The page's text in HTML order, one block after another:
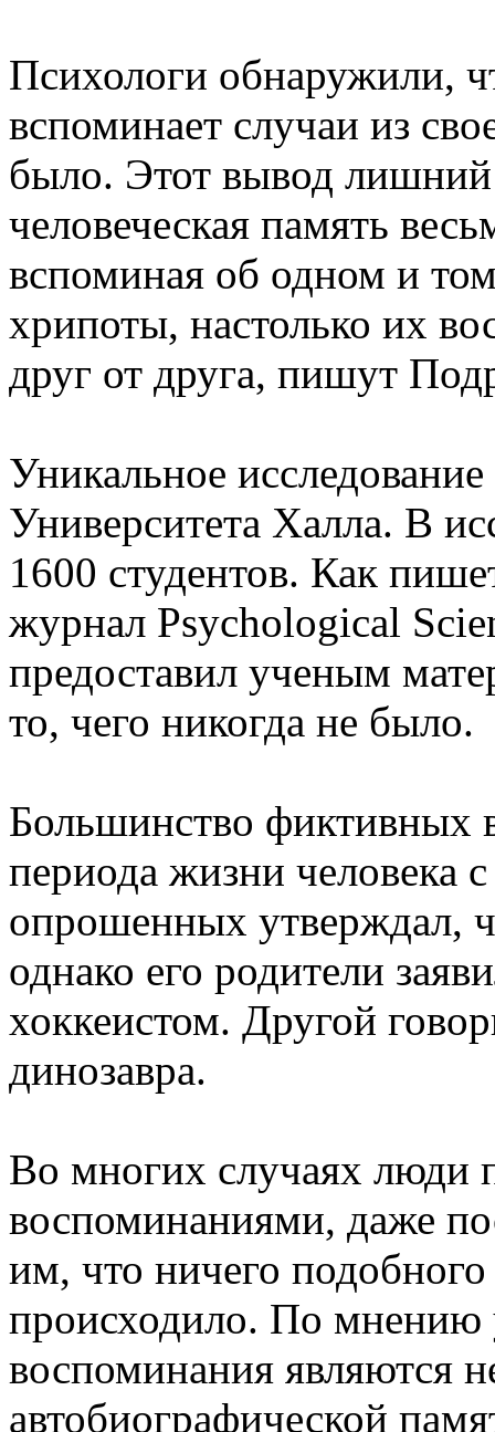
Психологи обнаружили,
вспоминает случаи из
было. Этот вывод лишний
человеческая память
вспоминая об одном и
хрипоты, настолько их
друг от друга, пишут
Уникальное
Университета Халла. В
1600 студентов. Как
журнал Psychological
предоставил ученым
то, чего никогда не было.
Большинство фиктивных
периода жизни человека
опрошенных утверждал,
однако его родители
хоккеистом. Другой
динозавра.
Во многих случаях люди
воспоминаниями, даже
им, что ничего
происходило. По
воспоминания являются
автобиографической